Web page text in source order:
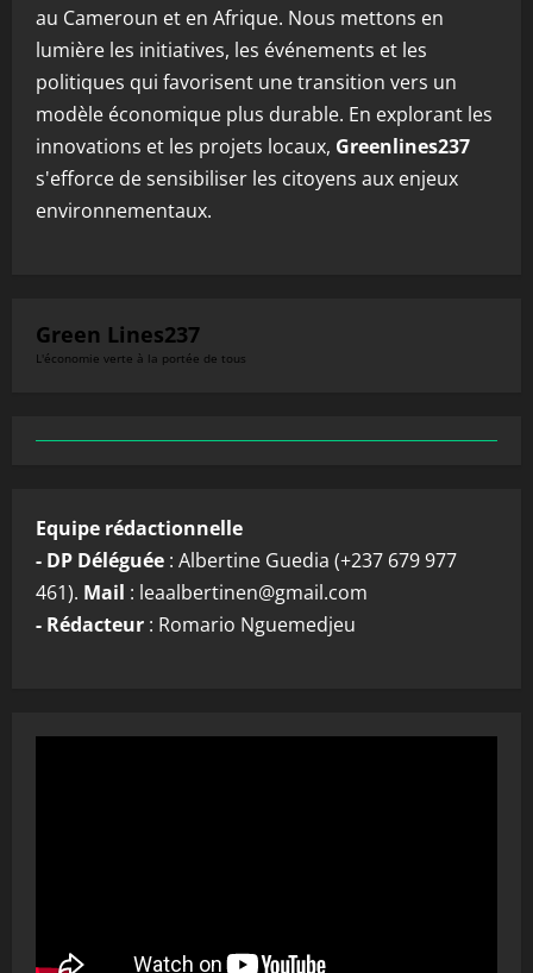
au Cameroun et en Afrique. Nous mettons en
lumière les initiatives, les événements et les
politiques qui favorisent une transition vers un
modèle économique plus durable. En explorant les
innovations et les projets locaux, Greenlines237
s'efforce de sensibiliser les citoyens aux enjeux
environnementaux.
Green Lines237
L'économie verte à la portée de tous
Equipe rédactionnelle
- DP Déléguée : Albertine Guedia (+237 679 977
461). Mail : leaalbertinen@gmail.com
- Rédacteur : Romario Nguemedjeu